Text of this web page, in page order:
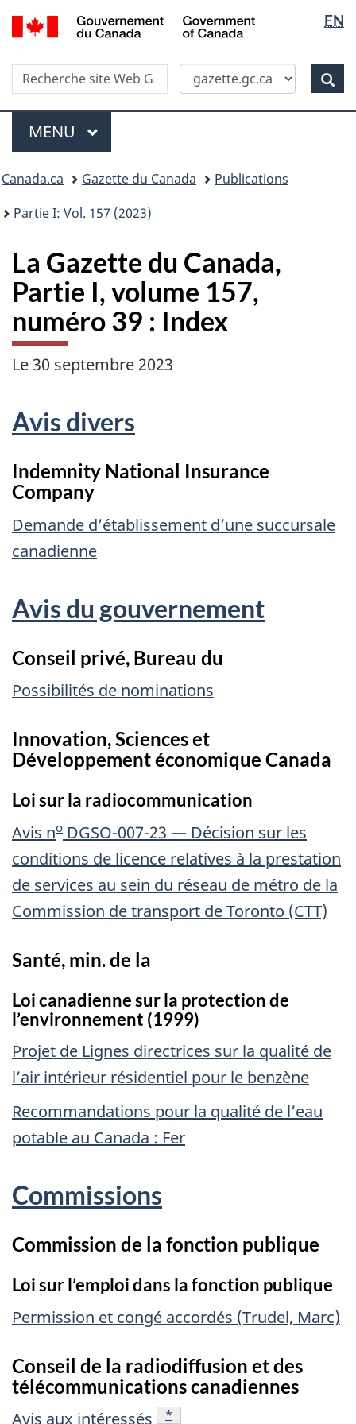
Skip
to
content
Passer
à
version
HTML
simplifiée
la
langue
EN
Canada
Recherche
Recherche
dans
site
Web
Menu
MENU PRINCIPAL
�tes
ici
Canada.ca Gazette du Canada
Publications
Partie I: Vol. 157 (2023)
La Gazette du Canada,
Partie I, volume 157,
numéro 39 : Index
Le 30 septembre 2023
Avis divers
Indemnity National Insurance
Company
Demande d’établissement d’une succursale
canadienne
Avis du gouvernement
Conseil privé, Bureau du
Possibilités de nominations
Innovation, Sciences et
Développement économique Canada
Loi sur la radiocommunication
Avis no DGSO-007-23 — Décision sur les
conditions de licence relatives à la prestation
de services au sein du réseau de métro de la
Commission de transport de Toronto (CTT)
Santé, min. de la
Loi canadienne sur la protection de
l’environnement (1999)
Projet de Lignes directrices sur la qualité de
l’air intérieur résidentiel pour le benzène
Recommandations pour la qualité de l’eau
potable au Canada : Fer
Commissions
Commission de la fonction publique
Loi sur l’emploi dans la fonction publique
Permission et congé accordés (Trudel, Marc)
Conseil de la radiodiffusion et des
télécommunications canadiennes
Avis aux intéressés référence
*